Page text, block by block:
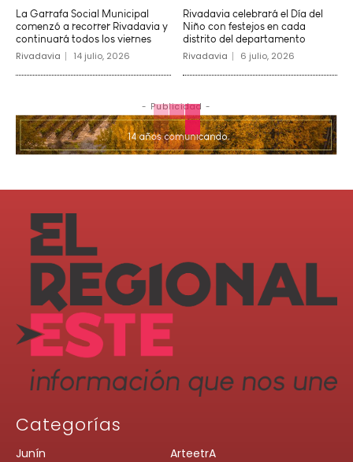
La Garrafa Social Municipal
comenzó a recorrer Rivadavia y
continuará todos los viernes
Rivadavia 14 julio, 2026
Rivadavia celebrará el Día del
Niño con festejos en cada
distrito del departamento
Rivadavia 6 julio, 2026
- Publicidad -
Categorías
Junín
ArteetrA